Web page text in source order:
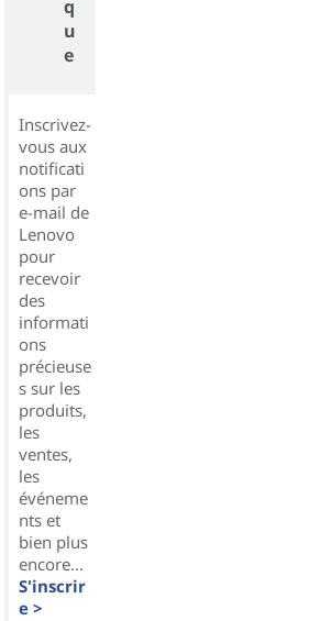
q
u
e
Inscrivez-
vous aux
notificati
ons par
e-mail de
Lenovo
pour
recevoir
des
informati
ons
précieuse
s sur les
produits,
les
ventes,
les
événeme
nts et
bien plus
encore...
S'inscrir
e >